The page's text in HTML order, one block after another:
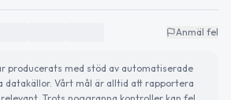
Anmäl fel
producerats med stöd av automatiserade
datakällor. Vårt mål är alltid att rapportera